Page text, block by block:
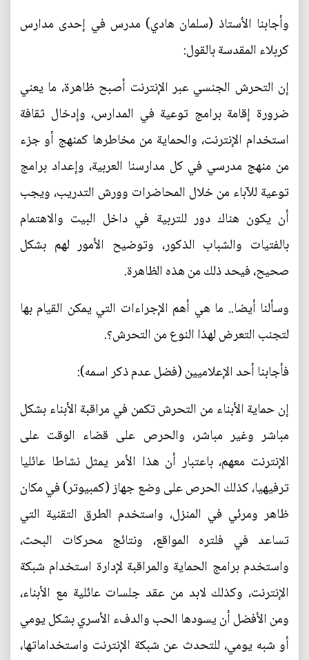
وأجابنا الأستاذ (سلمان هادي) مدرس في إحدى مدارس
كربلاء المقدسة بالقول:
إن التحرش الجنسي عبر الإنترنت أصبح ظاهرة، ما يعني
ضرورة إقامة برامج توعية في المدارس، وإدخال ثقافة
استخدام الإنترنت، والحماية من مخاطرها كمنهج أو جزء
من منهج مدرسي في كل مدارسنا العربية، وإعداد برامج
توعية للآباء من خلال المحاضرات وورش التدريب، ويجب
أن يكون هناك دور للتربية في داخل البيت والاهتمام
بالفتيات والشباب الذكور، وتوضيح الأمور لهم بشكل
صحيح، فيحد ذلك من هذه الظاهرة.
وسألنا أيضا.. ما هي أهم الإجراءات التي يمكن القيام بها
لتجنب التعرض لهذا النوع من التحرش؟.
فأجابنا أحد الإعلاميين (فضل عدم ذكر اسمه):
إن حماية الأبناء من التحرش تكمن في مراقبة الأبناء بشكل
مباشر وغير مباشر، والحرص على قضاء الوقت على
الإنترنت معهم، باعتبار أن هذا الأمر يمثل نشاطا عائليا
ترفيهيا، كذلك الحرص على وضع جهاز (كمبيوتر) في مكان
ظاهر ومرئي في المنزل، واستخدم الطرق التقنية التي
تساعد في فلتره المواقع، ونتائج محركات البحث،
واستخدم برامج الحماية والمراقبة لإدارة استخدام شبكة
الإنترنت، وكذلك لابد من عقد جلسات عائلية مع الأبناء،
ومن الأفضل أن يسودها الحب والدفء الأسري بشكل يومي
أو شبه يومي، للتحدث عن شبكة الإنترنت واستخداماتها،